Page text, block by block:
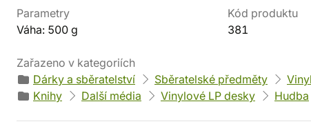
Parametry
Váha: 500 g
Kód produktu
381
Zařazeno v kategoriích
Dárky a sběratelství
Sběratelské předměty
Knihy
Další média Vinylové LP desky Hudba